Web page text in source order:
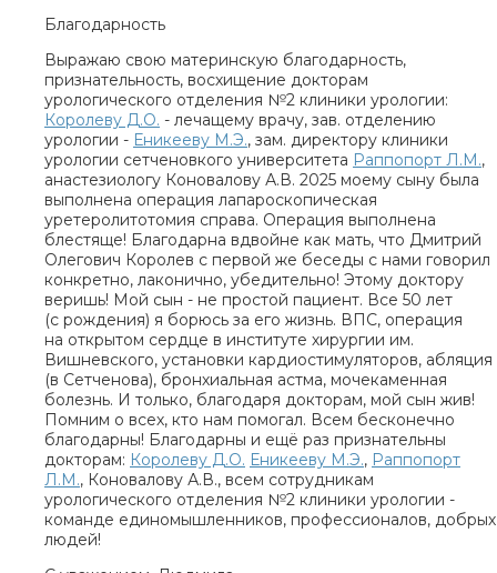
Благодарность
Выражаю свою материнскую благодарность,
признательность, восхищение докторам
урологического отделения №2 клиники урологии:
Королеву Д.О. - лечащему врачу, зав. отделению
урологии - Еникееву М.Э., зам. директору клиники
урологии сетченовкого университета Раппопорт Л.М.,
анастезиологу Коновалову А.В. 2025 моему сыну была
выполнена операция лапароскопическая
уретеролитотомия справа. Операция выполнена
блестяще! Благодарна вдвойне как мать, что Дмитрий
Олегович Королев с первой же беседы с нами говорил
конкретно, лаконично, убедительно! Этому доктору
веришь! Мой сын - не простой пациент. Все 50 лет
(с рождения) я борюсь за его жизнь. ВПС, операция
на открытом сердце в институте хирургии им.
Вишневского, установки кардиостимуляторов, абляция
(в Сетченова), бронхиальная астма, мочекаменная
болезнь. И только, благодаря докторам, мой сын жив!
Помним о всех, кто нам помогал. Всем бесконечно
благодарны! Благодарны и ещё раз признательны
докторам: Королеву Д.О. Еникееву М.Э., Раппопорт
Л.М., Коновалову А.В., всем сотрудникам
урологического отделения №2 клиники урологии -
команде единомышленников, профессионалов, добрых
людей!